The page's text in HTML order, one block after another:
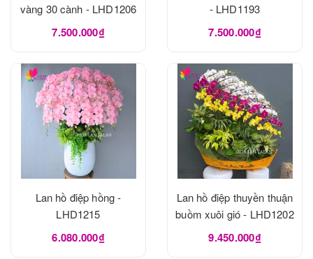
vàng 30 cành - LHD1206
7.500.000₫
- LHD1193
7.500.000₫
Lan hồ điệp hồng -
LHD1215
6.080.000₫
Lan hồ điệp thuyền thuận
buồm xuôi gió - LHD1202
9.450.000₫